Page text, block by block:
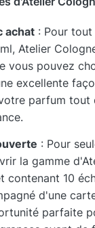
achat : Pour tout
Atelier
vous pouvez
excellente
parfum tout
: Pour
la gamme
contenant 10
d'une
parfaite